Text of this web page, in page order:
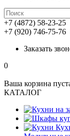
+7 (4872) 58-23-25
+7 (920) 746-75-76
Заказать
0
Ваша корзина
КАТАЛОГ